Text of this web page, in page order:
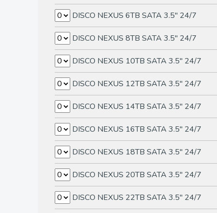
DISCO NEXUS 6TB SATA 3.5" 24/7
DISCO NEXUS 8TB SATA 3.5" 24/7
DISCO NEXUS 10TB SATA 3.5" 24/7
DISCO NEXUS 12TB SATA 3.5" 24/7
DISCO NEXUS 14TB SATA 3.5" 24/7
DISCO NEXUS 16TB SATA 3.5" 24/7
DISCO NEXUS 18TB SATA 3.5" 24/7
DISCO NEXUS 20TB SATA 3.5" 24/7
DISCO NEXUS 22TB SATA 3.5" 24/7